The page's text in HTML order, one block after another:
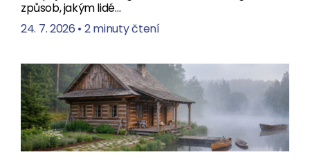
způsob, jakým lidé…
24. 7. 2026 • 2 minuty čtení